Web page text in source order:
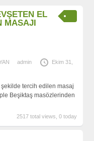
EL
MASAJI
admin
Ekim 31,
şekilde tercih edilen masaj
Beşiktaş masözlerinden
2517 total views, 0 today